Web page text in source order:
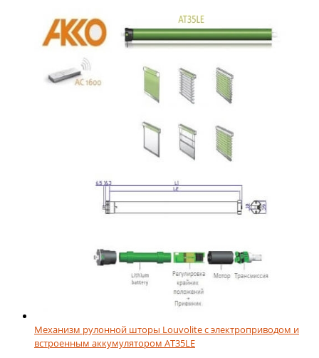
Механизм рулонной шторы Louvolite с электроприводом и
встроенным аккумулятором AT35LE